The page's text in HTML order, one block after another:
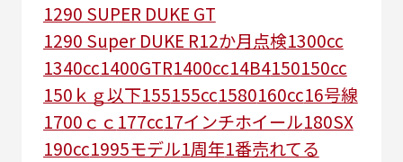
1290 SUPER DUKE GT
1290 Super DUKE R12か月点検1300cc
1340cc1400GTR1400cc14B4150150cc
150ｋｇ以下155155cc1580160cc16号線
1700ｃｃ 177cc17インチホイール180SX
190cc1995モデル1周年1番売れてる